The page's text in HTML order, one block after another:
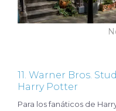
11. Warner Bros.
Harry Potter
Para los fanáticos de